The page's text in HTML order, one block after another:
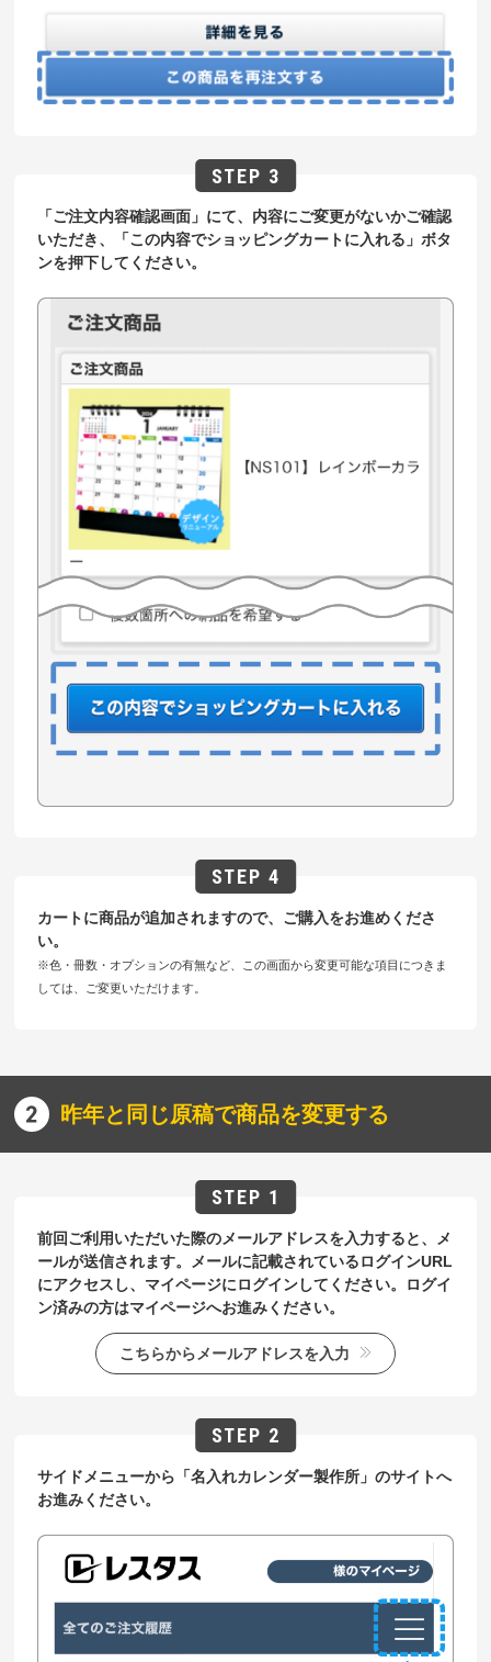
「ご注文内容確認画面」にて、内容にご変更がないかご確認
いただき、「この内容でショッピングカートに入れる」ボタ
ンを押下してください。
カートに商品が追加されますので、ご購入をお進めくださ
い。
※色・冊数・オプションの有無など、この画面から変更可能な項目につきま
しては、ご変更いただけます。
昨年と同じ原稿で商品を変更する
前回ご利用いただいた際のメールアドレスを入力すると、メ
ールが送信されます。メールに記載されているログインURL
にアクセスし、マイページにログインしてください。ログイ
ン済みの方はマイページへお進みください。
こちらからメールアドレスを入力
サイドメニューから「名入れカレンダー製作所」のサイトへ
お進みください。